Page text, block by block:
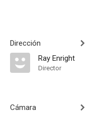
Dirección
Ray Enright
Director
Cámara